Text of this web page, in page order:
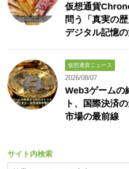
仮想通貨
問う「真実の
デジタル記憶
仮想通貨ニュース
2026/08/07
Web3ゲームの
ト、国際決済
市場の最前線
サイト内検索